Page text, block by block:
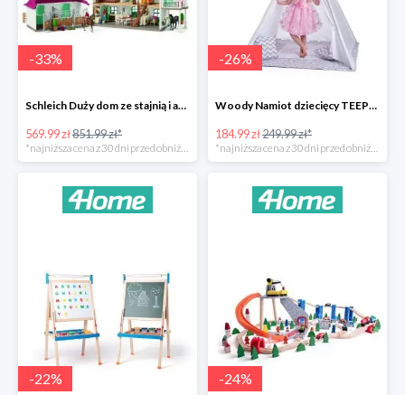
-33%
Schleich Duży dom ze stajnią i akcesoriami -33%
569.99 zł851.99 zł*
-26%
Woody Namiot dziecięcy TEEPEE -26%
184.99 zł249.99 zł*
-22% -24%